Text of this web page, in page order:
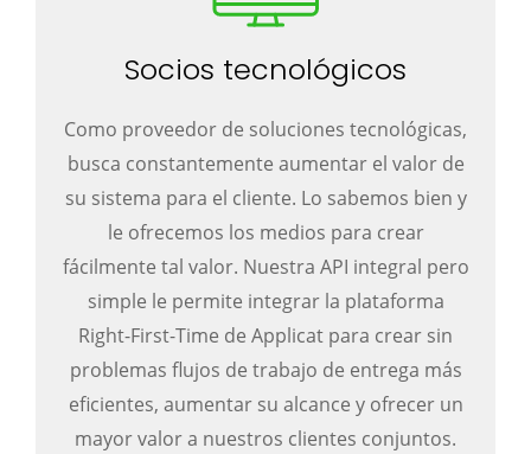
Socios tecnológicos
Como proveedor de soluciones tecnológicas,
busca constantemente aumentar el valor de
su sistema para el cliente. Lo sabemos bien y
le ofrecemos los medios para crear
fácilmente tal valor. Nuestra API integral pero
simple le permite integrar la plataforma
Right-First-Time de Applicat para crear sin
problemas flujos de trabajo de entrega más
eficientes, aumentar su alcance y ofrecer un
mayor valor a nuestros clientes conjuntos.